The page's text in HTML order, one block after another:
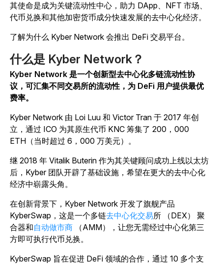
其使命是成为关键流动性中心，助力 DApp、NFT 市场、
代币兑换和其他加密货币成分快速发展的去中心化经济。
了解为什么 Kyber Network 会推出 DeFi 交易平台。
什么是 Kyber Network？
Kyber Network 是一个创新型去中心化多链流动性协
议，可汇集不同交易所的流动性，为 DeFi 用户提供最优
费率。
Kyber Network 由 Loi Luu 和 Victor Tran 于 2017 年创
立，通过 ICO 为其原生代币 KNC 筹集了 200，000
ETH（当时超过 6，000 万美元）。
继 2018 年 Vitalik Buterin 作为其关键顾问成功上线以太坊
后，Kyber 团队开辟了基础设施，希望在更大的去中心化
经济中崭露头角。
在创新背景下，Kyber Network 开发了旗舰产品
KyberSwap，这是一个多链去中心化交易所 （DEX） 聚
合器和自动做市商
（AMM），让您无需经过中心化第三
方即可执行代币兑换。
KyberSwap 旨在促进 DeFi 领域的合作，通过 10 多个支